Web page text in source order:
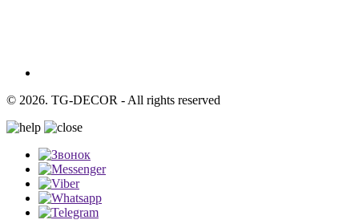
© 2026. TG-DECOR - All rights reserved